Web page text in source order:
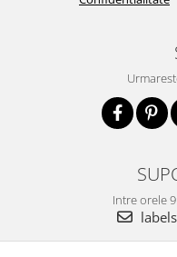
Intre orele